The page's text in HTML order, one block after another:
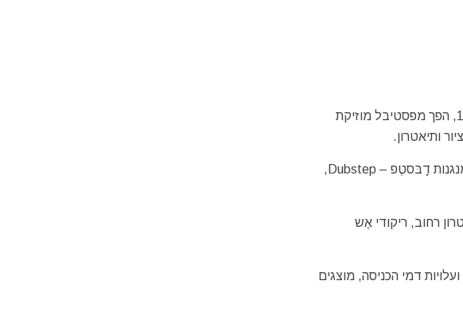
פסטיבל בּוּם – Boom Festival מתקיים אחת לשנתיים ונמשך 9 ימים. מאז שיצא לדרכו לראשונה בשנת 1997, הפך מפסטיבל מוזיקת
ותיאטרון.
האירועים המתקיימים בחיק הטבע תחת כיפת השמיים על מספר במות כוללים מופעים איכותיים של להקות המנגנות דָבּסטֶפ – Dubstep,
רחוב, ריקודי אֶש
דמי הכניסה, מוצגים